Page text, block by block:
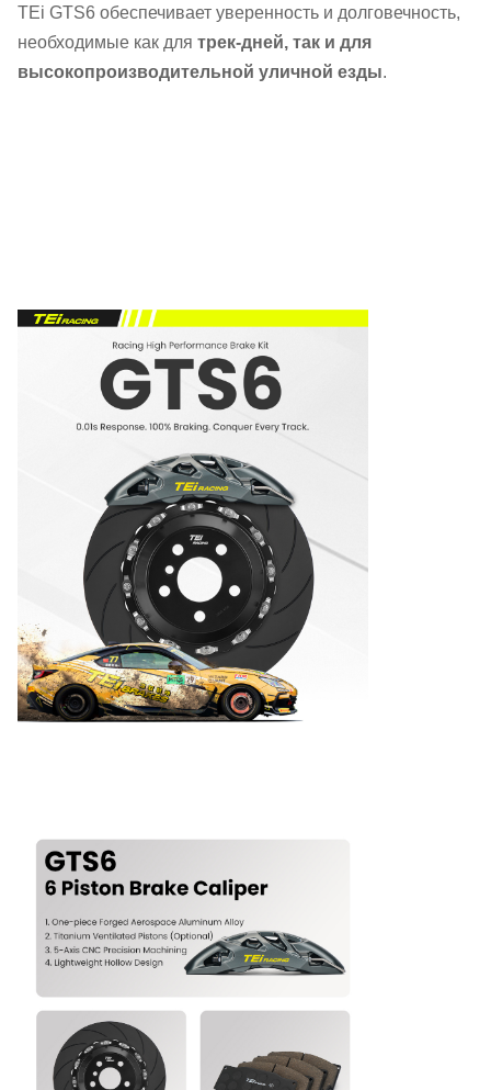
TEi GTS6 обеспечивает уверенность и долговечность,
необходимые как для трек-дней, так и для
высокопроизводительной уличной езды.